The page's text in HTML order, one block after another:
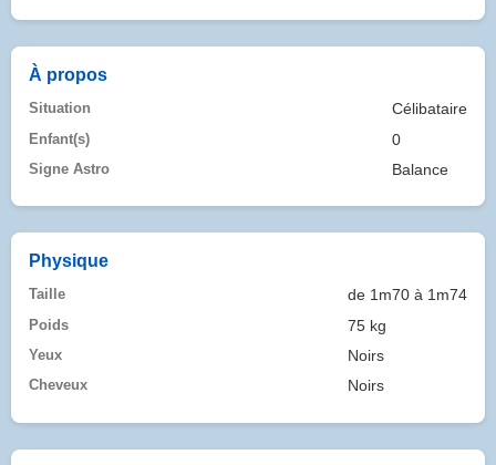
À propos
Situation Célibataire
Enfant(s) 0
Signe Astro Balance
Physique
Taille de 1m70 à 1m74
Poids 75 kg
Yeux Noirs
Cheveux Noirs